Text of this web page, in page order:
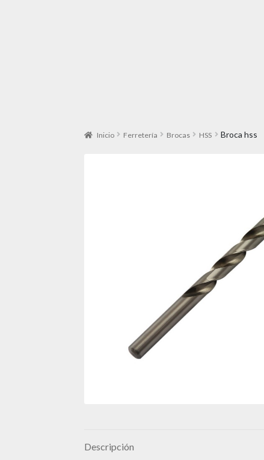
Inicio Ferretería Brocas HSS Broca hss
Descripción